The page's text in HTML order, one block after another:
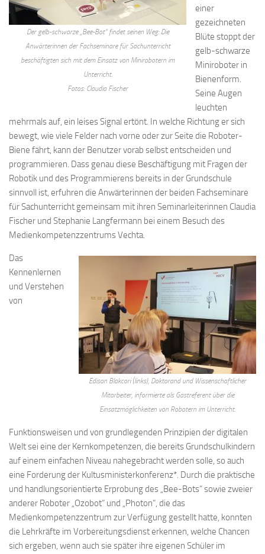
Der gelb-schwarze „Bee-Bot“ findet seinen Weg: Die
Anwärterinnen der Fachseminare für Sachunterricht
beschäftigten sich mit dem Einsatz von Minirobotern im
Unterricht.
Fotos: Claudia Fischer
einer
gezeichneten
Blüte stoppt der
gelb-schwarze
Miniroboter in
Bienenform.
Seine Augen
leuchten
mehrmals auf, ein leises Signal ertönt. In welche Richtung er sich
bewegt, wie viele Felder nach vorne oder zur Seite die Roboter-
Biene fährt, kann der Benutzer vorab selbst entscheiden und
programmieren. Dass genau diese Beschäftigung mit Fragen der
Robotik und des Programmierens bereits in der Grundschule
sinnvoll ist, erfuhren die Anwärterinnen der beiden Fachseminare
für Sachunterricht gemeinsam mit ihren Seminarleiterinnen Claudia
Fischer und Stephanie Langfermann bei einem Besuch des
Medienkompetenzzentrums Vechta.
Edison Blakcori (links), Doktorand und Wissenschaftlicher
Mitarbeiter, informierte als Gastreferent über die
Einsatzmöglichkeiten von Robotern im Unterricht.
Das
Kennenlernen
und Verstehen
von
Funktionsweisen und von grundlegenden Prinzipien der digitalen
Welt sei eine der Kernkompetenzen, die bereits Grundschulkindern
auf einem einfachen Niveau nahegebracht werden solle, so auch
eine Forderung der Kultusministerkonferenz*. Durch die praktische
und handlungsorientierte Erprobung des „Bee-Bots“ sowie zweier
anderer Roboter „Ozobot“ und „Photon“, die das
Medienkompetenzzentrum zur Verfügung gestellt hatte, konnten
die Lehrkräfte im Vorbereitungsdienst erkennen, welche Chancen
sich ergeben, wenn auch sie später ihre eigenen Schüler im